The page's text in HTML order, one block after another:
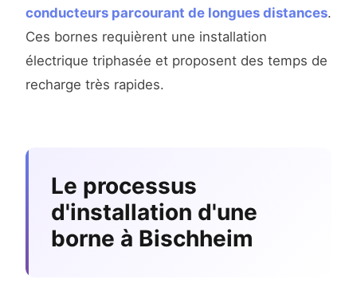
conducteurs parcourant de longues distances.
Ces bornes requièrent une installation
électrique triphasée et proposent des temps de
recharge très rapides.
Le processus
d'installation d'une
borne à Bischheim